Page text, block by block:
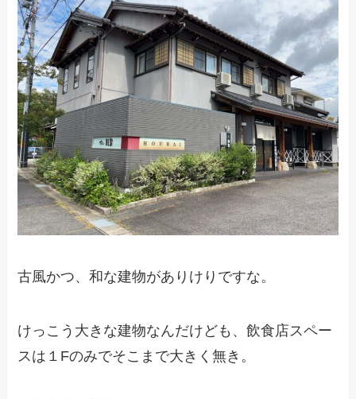
古風かつ、和な建物がありけりですな。
けっこう大きな建物なんだけども、飲食店スペー
スは１Fのみでそこまで大きく無き。